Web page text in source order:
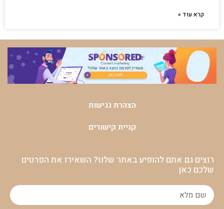
קרא עוד »
הצהרת נגישות
קניית קישורים
רוצים גם אתם להופיע באתר שלנו? השאירו את הפרטים
שלכם כאן